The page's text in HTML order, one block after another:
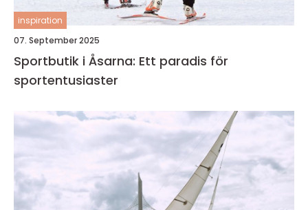
inspiration
07. September 2025
Sportbutik i Åsarna: Ett paradis för
sportentusiaster